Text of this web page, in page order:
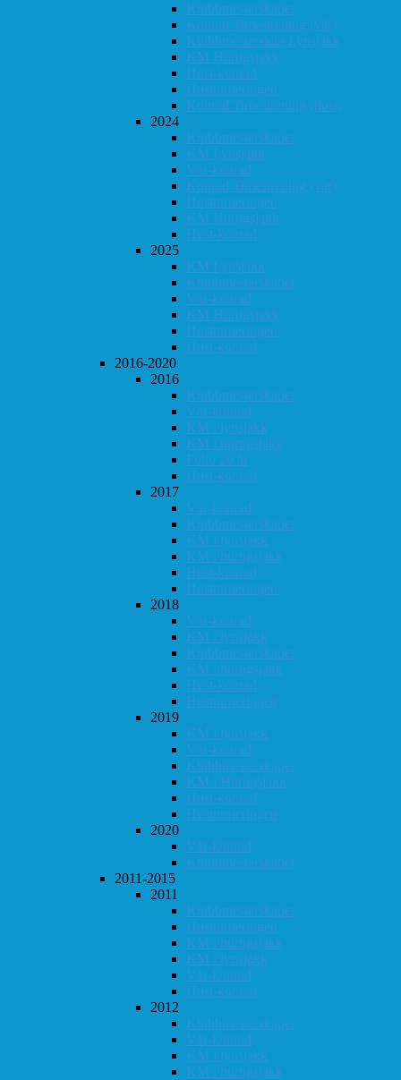
Klubbmesterskapet
Konrad Timestrening (vår)
Klubbmesterskap Lynsjakk
KM Hurtigsjakk
Høst-konrad
Høstturneringen
Konrad Timestrening (høst)
2024
Klubbmesterskapet
KM Lynsjakk
Vår-konrad
Konrad Timestrening (vår)
Høstturneringen
KM Hurtigsjakk
Høst-konrad
2025
KM Lynsjakk
Klubbmesterskapet
Vår-konrad
KM Hurtigsjakk
Høstturneringen
Høst-konrad
2016-2020
2016
Klubbmesterskapet
Vår-konrad
KM i lynsjakk
KM i hurtigsjakk
Follo 20 år
Høst-konrad
2017
Vår-konrad
Klubbmesterskapet
KM i lynsjakk
KM i hurtigsjakk
Høst-konrad
Høstturneringen
2018
Vår-konrad
KM i lynsjakk
Klubbmesterskapet
KM i hurtigsjakk
Høst-konrad
Høstturneringen
2019
KM i lynsjakk
Vår-konrad
Klubbmesterskapet
KM i Hurtigsjakk
Høst-konrad
Høstturneringen
2020
Vår-konrad
Klubbmesterskapet
2011-2015
2011
Klubbmesterskapet
Høstturneringen
KM i hurtigsjakk
KM i lynsjakk
Vår-konrad
Høst-konrad
2012
Klubbmesterskapet
Vår-konrad
KM i lynsjakk
KM i hurtigsjakk